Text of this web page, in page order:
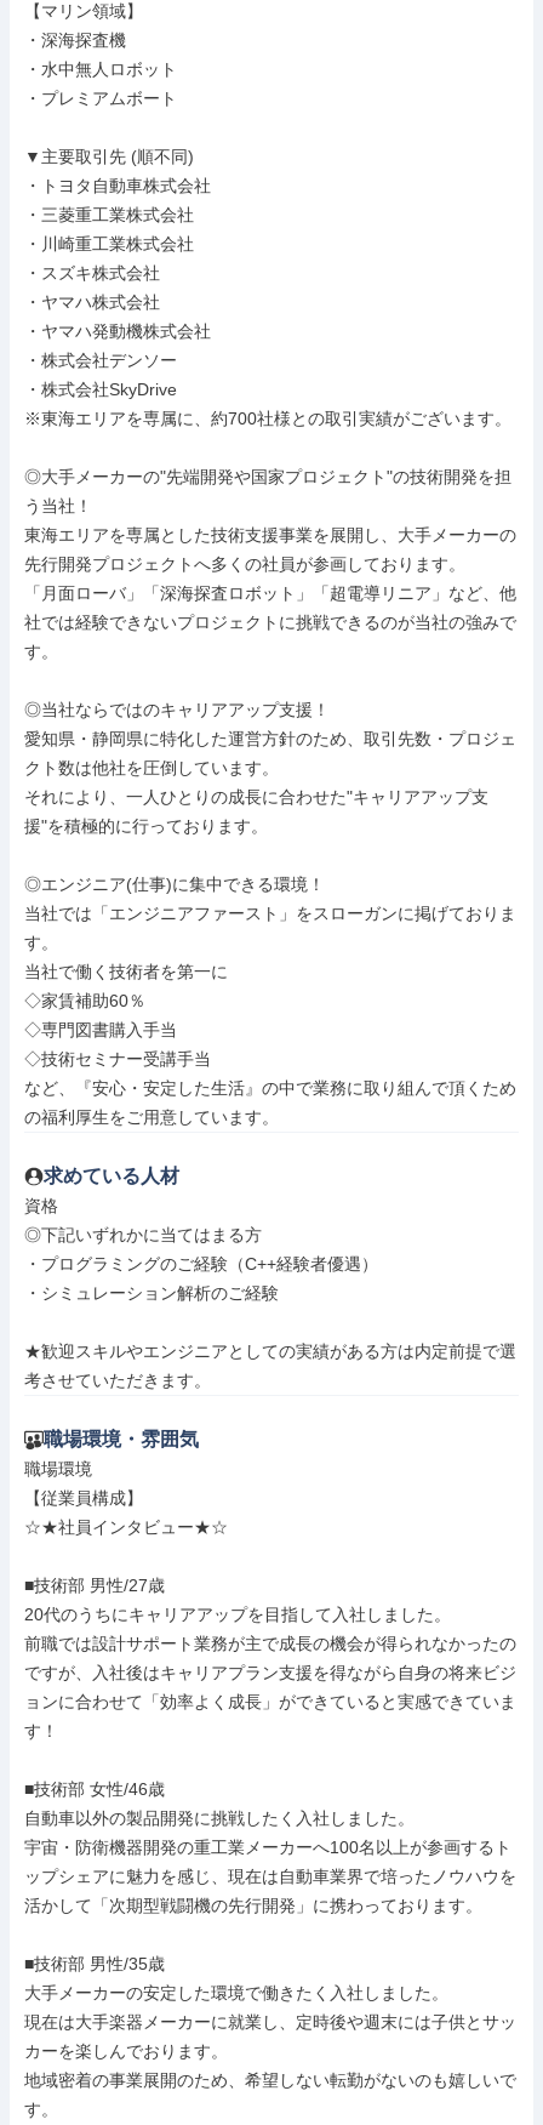
【マリン領域】
・深海探査機
・水中無人ロボット
・プレミアムボート
▼主要取引先 (順不同)
・トヨタ自動車株式会社
・三菱重工業株式会社
・川崎重工業株式会社
・スズキ株式会社
・ヤマハ株式会社
・ヤマハ発動機株式会社
・株式会社デンソー
・株式会社SkyDrive
※東海エリアを専属に、約700社様との取引実績がございます。
◎大手メーカーの"先端開発や国家プロジェクト"の技術開発を担
う当社！
東海エリアを専属とした技術支援事業を展開し、大手メーカーの
先行開発プロジェクトへ多くの社員が参画しております。
「月面ローバ」「深海探査ロボット」「超電導リニア」など、他
社では経験できないプロジェクトに挑戦できるのが当社の強みで
す。
◎当社ならではのキャリアアップ支援！
愛知県・静岡県に特化した運営方針のため、取引先数・プロジェ
クト数は他社を圧倒しています。
それにより、一人ひとりの成長に合わせた"キャリアアップ支
援"を積極的に行っております。
◎エンジニア(仕事)に集中できる環境！
当社では「エンジニアファースト」をスローガンに掲げておりま
す。
当社で働く技術者を第一に
◇家賃補助60％
◇専門図書購入手当
◇技術セミナー受講手当
など、『安心・安定した生活』の中で業務に取り組んで頂くため
の福利厚生をご用意しています。
求めている人材
資格
◎下記いずれかに当てはまる方
・プログラミングのご経験（C++経験者優遇）
・シミュレーション解析のご経験
★歓迎スキルやエンジニアとしての実績がある方は内定前提で選
考させていただきます。
職場環境・雰囲気
職場環境
【従業員構成】
☆★社員インタビュー★☆
■技術部 男性/27歳
20代のうちにキャリアアップを目指して入社しました。
前職では設計サポート業務が主で成長の機会が得られなかったの
ですが、入社後はキャリアプラン支援を得ながら自身の将来ビジ
ョンに合わせて「効率よく成長」ができていると実感できていま
す！
■技術部 女性/46歳
自動車以外の製品開発に挑戦したく入社しました。
宇宙・防衛機器開発の重工業メーカーへ100名以上が参画するト
ップシェアに魅力を感じ、現在は自動車業界で培ったノウハウを
活かして「次期型戦闘機の先行開発」に携わっております。
■技術部 男性/35歳
大手メーカーの安定した環境で働きたく入社しました。
現在は大手楽器メーカーに就業し、定時後や週末には子供とサッ
カーを楽しんでおります。
地域密着の事業展開のため、希望しない転勤がないのも嬉しいで
す。